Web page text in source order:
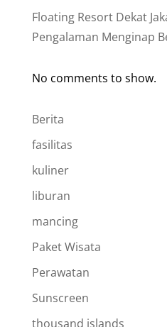
Floating Resort Dekat
Pengalaman Menginap
No comments to show.
Berita
fasilitas
kuliner
liburan
mancing
Paket Wisata
Perawatan
Sunscreen
thousand islands